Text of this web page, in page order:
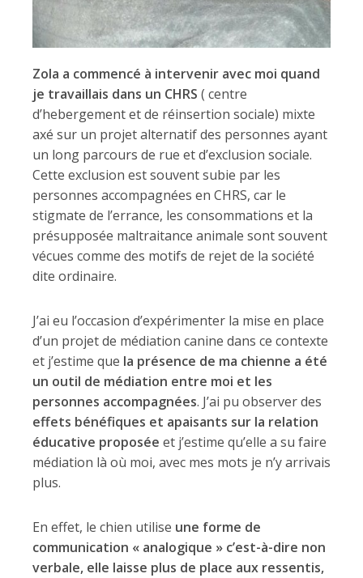
Zola a commencé à intervenir avec moi quand
je travaillais dans un CHRS ( centre
d’hebergement et de réinsertion sociale) mixte
axé sur un projet alternatif des personnes ayant
un long parcours de rue et d’exclusion sociale.
Cette exclusion est souvent subie par les
personnes accompagnées en CHRS, car le
stigmate de l’errance, les consommations et la
présupposée maltraitance animale sont souvent
vécues comme des motifs de rejet de la société
dite ordinaire.
J’ai eu l’occasion d’expérimenter la mise en place
d’un projet de médiation canine dans ce contexte
et j’estime que la présence de ma chienne a été
un outil de médiation entre moi et les
personnes accompagnées. J’ai pu observer des
effets bénéfiques et apaisants sur la relation
éducative proposée et j’estime qu’elle a su faire
médiation là où moi, avec mes mots je n’y arrivais
plus.
En effet, le chien utilise une forme de
communication « analogique » c’est-à-dire non
verbale, elle laisse plus de place aux ressentis,